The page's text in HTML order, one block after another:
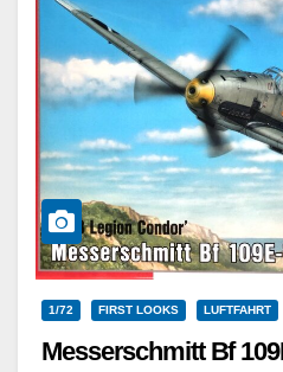
1/72 FIRST LOOKS LUFTFAHRT
Messerschmitt Bf